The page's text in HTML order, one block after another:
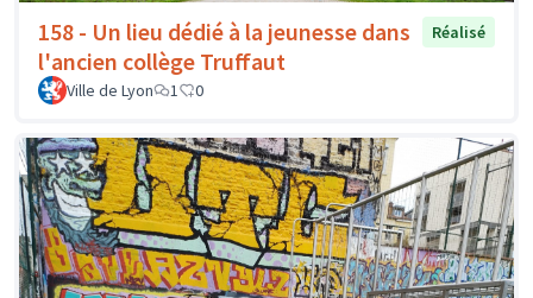
158 - Un lieu dédié à la jeunesse dans
l'ancien collège Truffaut
Réalisé
Ville de Lyon 1 0